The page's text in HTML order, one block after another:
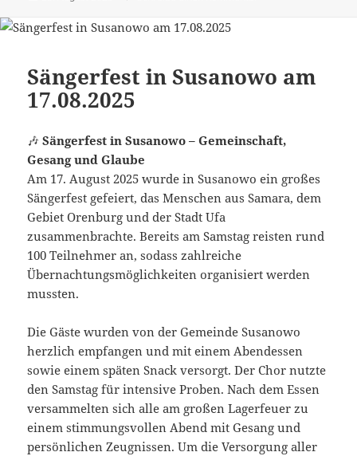
Sängerfest in Susanowo am
17.08.2025
🎶Sängerfest in Susanowo – Gemeinschaft,
Gesang und Glaube
Am 17. August 2025 wurde in Susanowo ein großes
Sängerfest gefeiert, das Menschen aus Samara, dem
Gebiet Orenburg und der Stadt Ufa
zusammenbrachte. Bereits am Samstag reisten rund
100 Teilnehmer an, sodass zahlreiche
Übernachtungsmöglichkeiten organisiert werden
mussten.
Die Gäste wurden von der Gemeinde Susanowo
herzlich empfangen und mit einem Abendessen
sowie einem späten Snack versorgt. Der Chor nutzte
den Samstag für intensive Proben. Nach dem Essen
versammelten sich alle am großen Lagerfeuer zu
einem stimmungsvollen Abend mit Gesang und
persönlichen Zeugnissen. Um die Versorgung aller